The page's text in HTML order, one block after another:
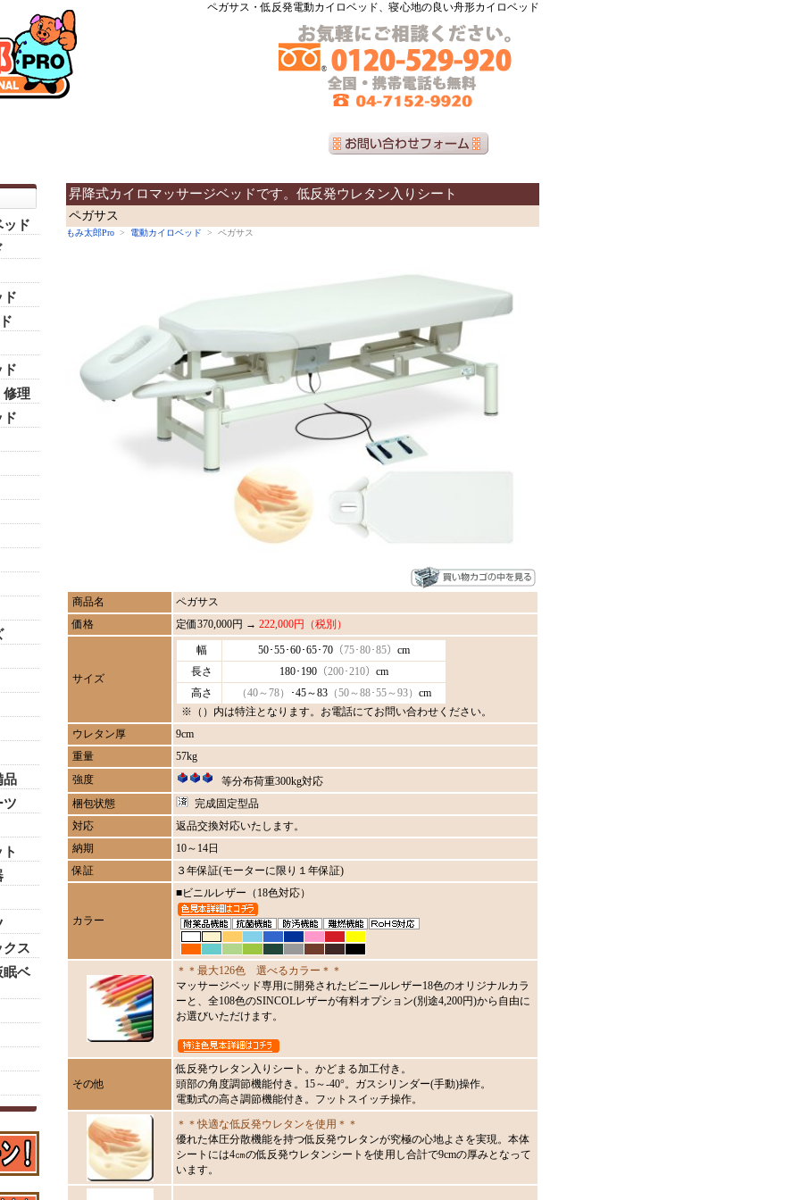
ペガサス・低反発電動カイロベッド、寝心地の良い舟形カイロベッド
ッド
ド
ド
修理
ド
品
ツ
クス
眠ベ
昇降式カイロマッサージベッドです。低反発ウレタン入りシート
ペガサス
もみ太郎Pro > 電動カイロベッド > ペガサス
商品名
ペガサス
価格
定価370,000円 → 222,000円（税別）
サイズ
幅 50･55･60･65･70 （75･80･85） cm
長さ
180･190 （200･210） cm
高さ
（40～78） ･45～83 （50～88･55～93） cm
※（）内は特注となります。お電話にてお問い合わせください。
ウレタン厚
9cm
重量
57kg
強度
等分布荷重300kg対応
梱包状態
完成固定型品
対応
返品交換対応いたします。
納期
10～14日
保証
３年保証(モーターに限り１年保証)
カラー
■ビニルレザー（18色対応）
＊＊最大126色 選べるカラー＊＊
マッサージベッド専用に開発されたビニールレザー18色のオリジナルカラ
ーと、全108色のSINCOLレザーが有料オプション(別途4,200円)から自由に
お選びいただけます。
その他
低反発ウレタン入りシート。かどまる加工付き。
頭部の角度調節機能付き。15～-40°。ガスシリンダー(手動)操作。
電動式の高さ調節機能付き。フットスイッチ操作。
＊＊快適な低反発ウレタンを使用＊＊
優れた体圧分散機能を持つ低反発ウレタンが究極の心地よさを実現。本体
シートには4㎝の低反発ウレタンシートを使用し合計で9cmの厚みとなって
います。